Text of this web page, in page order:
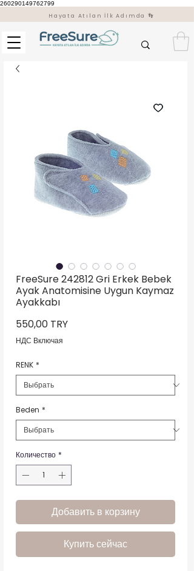
260290149762799
Hayata Atılan İlk Adımda 👣
FreeSure 242812 Gri Erkek Bebek
Ayak Anatomisine Uygun Kaymaz
Ayakkabı
550,00 TRYЦена
НДС Включая
RENK *
Beden *
Количество *
Добавить в корзину
Купить сейчас